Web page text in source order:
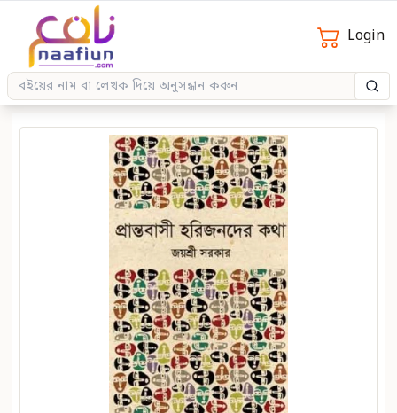
Login